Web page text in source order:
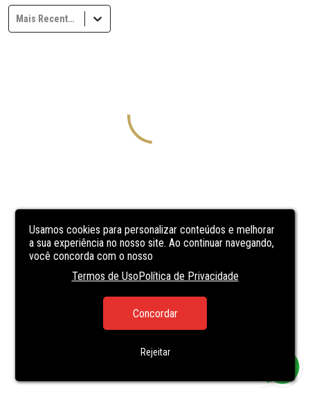
Usamos cookies para personalizar conteúdos e melhorar
a sua experiência no nosso site. Ao continuar navegando,
você concorda com o nosso
Termos de UsoPolítica de Privacidade
Concordar
Rejeitar
Mais Recentes